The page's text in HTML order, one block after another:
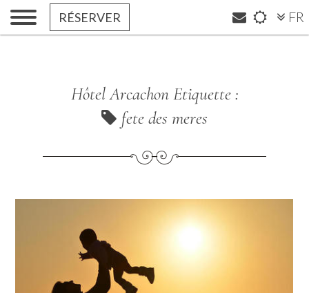
Hôtel Arcachon Etiquette :
fete des meres
RÉSERVER FR